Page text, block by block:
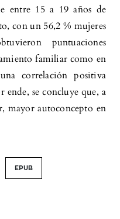
entre 15 a 19 años de
con un 56,2 % mujeres
puntuaciones
familiar como en
correlación positiva
ende, se concluye que, a
mayor autoconcepto en
EPUB